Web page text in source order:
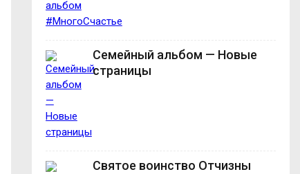
Семейный альбом — Новые
страницы
Святое воинство Отчизны